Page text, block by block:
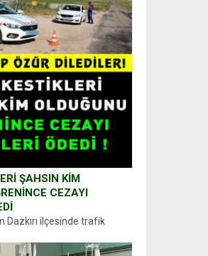
ŞAHSIN KİM
CEZAYI
Dazkırı ilçesinde trafik
otomobilin sürücüsünden